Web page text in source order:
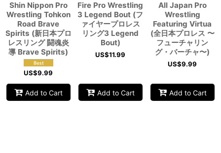
Shin Nippon Pro
Wrestling Tohkon
Road Brave
Spirits (新日本プロ
レスリング 闘魂炎
導 Brave Spirits)
US$9.99
Add to Cart
Fire Pro Wrestling
3 Legend Bout (フ
ァイヤープロレス
リング3 Legend
Bout)
US$11.99
Add to Cart
All Japan Pro
Wrestling
Featuring Virtua
(全日本プロレス 〜
フューチャリン
グ・バーチャ〜)
US$9.99
Add to Cart